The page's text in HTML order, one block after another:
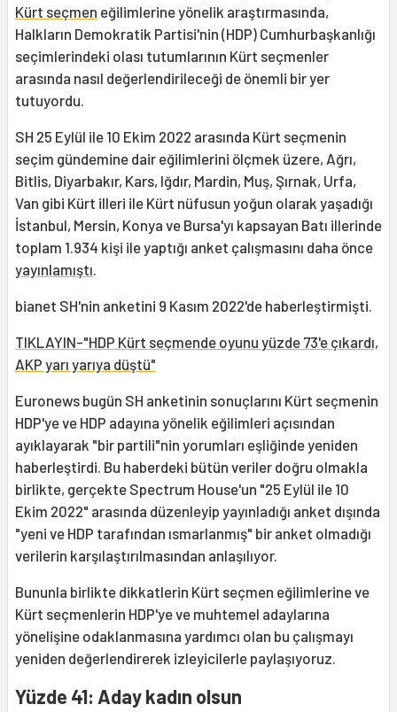
Kürt seçmen eğilimlerine yönelik araştırmasında,
Halkların Demokratik Partisi'nin (HDP) Cumhurbaşkanlığı
seçimlerindeki olası tutumlarının Kürt seçmenler
arasında nasıl değerlendirileceği de önemli bir yer
tutuyordu.
SH 25 Eylül ile 10 Ekim 2022 arasında Kürt seçmenin
seçim gündemine dair eğilimlerini ölçmek üzere, Ağrı,
Bitlis, Diyarbakır, Kars, Iğdır, Mardin, Muş, Şırnak, Urfa,
Van gibi Kürt illeri ile Kürt nüfusun yoğun olarak yaşadığı
İstanbul, Mersin, Konya ve Bursa'yı kapsayan Batı illerinde
toplam 1.934 kişi ile yaptığı anket çalışmasını daha önce
yayınlamıştı.
bianet SH'nin anketini 9 Kasım 2022'de haberleştirmişti.
TIKLAYIN-"HDP Kürt seçmende oyunu yüzde 73'e çıkardı,
AKP yarı yarıya düştü"
Euronews bugün SH anketinin sonuçlarını Kürt seçmenin
HDP'ye ve HDP adayına yönelik eğilimleri açısından
ayıklayarak "bir partili"nin yorumları eşliğinde yeniden
haberleştirdi. Bu haberdeki bütün veriler doğru olmakla
birlikte, gerçekte Spectrum House'un "25 Eylül ile 10
Ekim 2022" arasında düzenleyip yayınladığı anket dışında
"yeni ve HDP tarafından ısmarlanmış" bir anket olmadığı
verilerin karşılaştırılmasından anlaşılıyor.
Bununla birlikte dikkatlerin Kürt seçmen eğilimlerine ve
Kürt seçmenlerin HDP'ye ve muhtemel adaylarına
yönelişine odaklanmasına yardımcı olan bu çalışmayı
yeniden değerlendirerek izleyicilerle paylaşıyoruz.
Yüzde 41: Aday kadın olsun